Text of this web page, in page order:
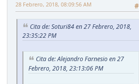
28 Febrero, 2018, 08:09:56 AM
Cita de: Soturi84 en 27 Febrero, 2018,
23:35:22 PM
Cita de: Alejandro Farnesio en 27
Febrero, 2018, 23:13:06 PM